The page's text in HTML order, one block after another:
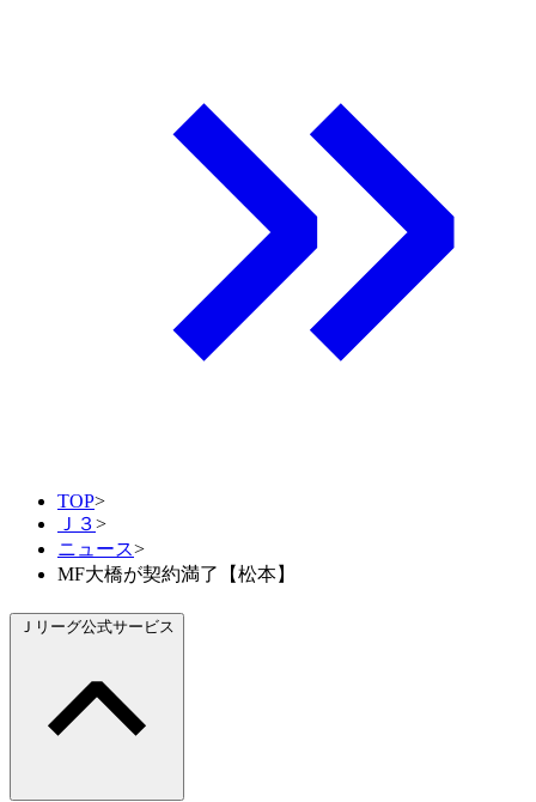
TOP>
Ｊ３>
ニュース>
MF大橋が契約満了【松本】
Ｊリーグ公式サービス